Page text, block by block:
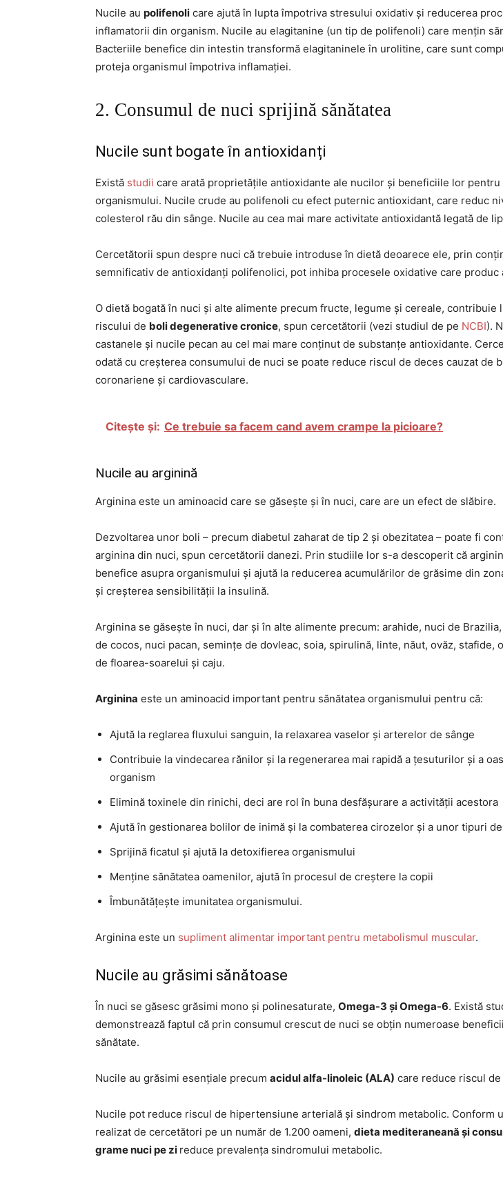
Nucile au polifenoli care ajută în lupta împotriva stresului oxidativ și reducerea
inflamatorii din organism. Nucile au elagitanine (un tip de polifenoli) care mențin
Bacteriile benefice din intestin transformă elagitaninele în urolitine, care sunt
proteja organismul împotriva inflamației.
2. Consumul de nuci sprijină sănătatea
Nucile sunt bogate în antioxidanți
Există studii care arată proprietățile antioxidante ale nucilor și beneficiile lor pentru
organismului. Nucile crude au polifenoli cu efect puternic antioxidant, care reduc
colesterol rău din sânge. Nucile au cea mai mare activitate antioxidantă legată de
Cercetătorii spun despre nuci că trebuie introduse în dietă deoarece ele, prin
semnificativ de antioxidanți polifenolici, pot inhiba procesele oxidative care produc
O dietă bogată în nuci și alte alimente precum fructe, legume și cereale, contribuie
riscului de boli degenerative cronice, spun cercetătorii (vezi studiul de pe NCBI).
castanele și nucile pecan au cel mai mare conținut de substanțe antioxidante.
odată cu creșterea consumului de nuci se poate reduce riscul de deces cauzat de
coronariene și cardiovasculare.
Citește și: Ce trebuie sa facem cand avem crampe la picioare?
Nucile au arginină
Arginina este un aminoacid care se găsește și în nuci, care are un efect de slăbire.
Dezvoltarea unor boli – precum diabetul zaharat de tip 2 și obezitatea – poate fi
arginina din nuci, spun cercetătorii danezi. Prin studiile lor s-a descoperit că
benefice asupra organismului și ajută la reducerea acumulărilor de grăsime din
și creșterea sensibilității la insulină.
Arginina se găsește în nuci, dar și în alte alimente precum: arahide, nuci de
de cocos, nuci pacan, semințe de dovleac, soia, spirulină, linte, năut, ovăz, stafide,
de floarea-soarelui și caju.
Arginina este un aminoacid important pentru sănătatea organismului pentru că:
Ajută la reglarea fluxului sanguin, la relaxarea vaselor și arterelor de sânge
Contribuie la vindecarea rănilor și la regenerarea mai rapidă a țesuturilor și a
organism
Elimină toxinele din rinichi, deci are rol în buna desfășurare a activității acestora
Ajută în gestionarea bolilor de inimă și la combaterea cirozelor și a unor tipuri
Sprijină ficatul și ajută la detoxifierea organismului
Menține sănătatea oamenilor, ajută în procesul de creștere la copii
Îmbunătățește imunitatea organismului.
Arginina este un supliment alimentar important pentru metabolismul muscular.
Nucile au grăsimi sănătoase
În nuci se găsesc grăsimi mono și polinesaturate, Omega-3 și Omega-6. Există
demonstrează faptul că prin consumul crescut de nuci se obțin numeroase
sănătate.
Nucile au grăsimi esențiale precum acidul alfa-linoleic (ALA) care reduce riscul
Nucile pot reduce riscul de hipertensiune arterială și sindrom metabolic. Conform
realizat de cercetători pe un număr de 1.200 oameni, dieta mediteraneană și
grame nuci pe zi reduce prevalența sindromului metabolic.